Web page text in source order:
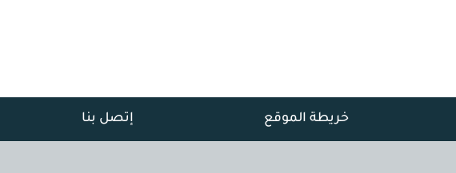
خريطة الموقع إتصل بنا